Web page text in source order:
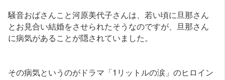
騒音おばさんこと河原美代子さんは、若い頃に旦那さん
とお見合い結婚をさせられたそうなのですが、旦那さん
に病気があることが隠されていました。
その病気というのがドラマ「1リットルの涙」のヒロイン